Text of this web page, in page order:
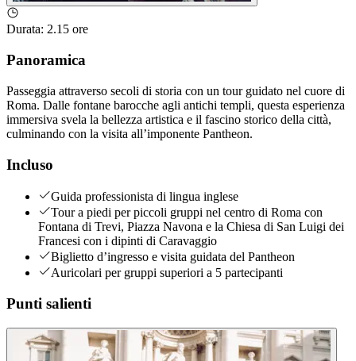
Durata: 2.15 ore
Panoramica
Passeggia attraverso secoli di storia con un tour guidato nel cuore di
Roma. Dalle fontane barocche agli antichi templi, questa esperienza
immersiva svela la bellezza artistica e il fascino storico della città,
culminando con la visita all’imponente Pantheon.
Incluso
Guida professionista di lingua inglese
Tour a piedi per piccoli gruppi nel centro di Roma con
Fontana di Trevi, Piazza Navona e la Chiesa di San Luigi dei
Francesi con i dipinti di Caravaggio
Biglietto d’ingresso e visita guidata del Pantheon
Auricolari per gruppi superiori a 5 partecipanti
Punti salienti